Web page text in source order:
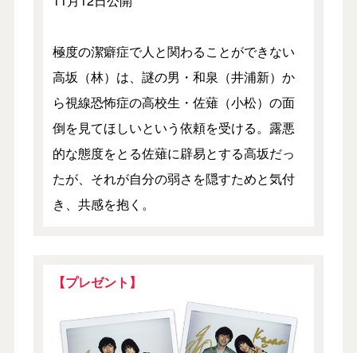
極度の潔癖症で人と関わることができない
高坂（林）は、謎の男・和泉（井浦新）か
ら視線恐怖症の高校生・佐薙（小松）の面
倒を見てほしいという依頼を受ける。露悪
的な態度をとる佐薙に辟易とする高坂だっ
たが、それが自分の弱さを隠すためと気付
き、共感を抱く。
【プレゼント】